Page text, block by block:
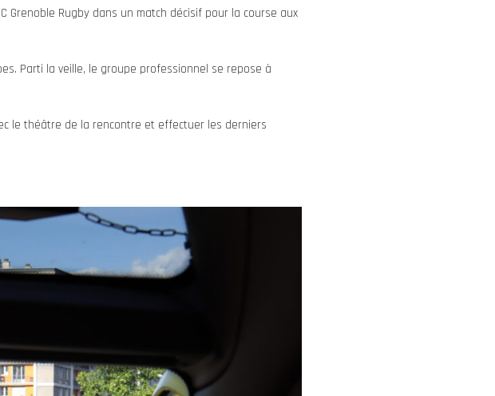
Grenoble Rugby dans un match décisif pour la course aux
Parti la veille, le groupe professionnel se repose à
le théâtre de la rencontre et effectuer les derniers